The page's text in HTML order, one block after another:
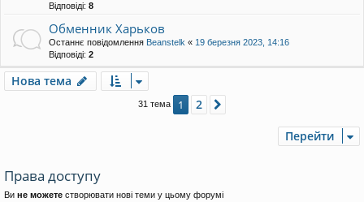
Відповіді: 8
Обменник Харьков
Останнє повідомлення Beanstelk « 19 березня 2023, 14:16
Відповіді: 2
Нова тема
31 тема 1 2
Перейти
Права доступу
Ви не можете створювати нові теми у цьому форумі